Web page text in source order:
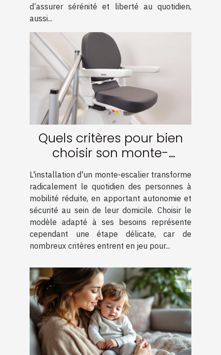
d’assurer sérénité et liberté au quotidien,
aussi...
Quels critères pour bien
choisir son monte-
escalier ?
L'installation d'un monte-escalier transforme
radicalement le quotidien des personnes à
mobilité réduite, en apportant autonomie et
sécurité au sein de leur domicile. Choisir le
modèle adapté à ses besoins représente
cependant une étape délicate, car de
nombreux critères entrent en jeu pour...